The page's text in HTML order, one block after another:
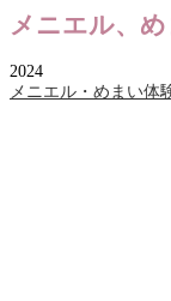
メニエル、
2024
メニエル・めまい体